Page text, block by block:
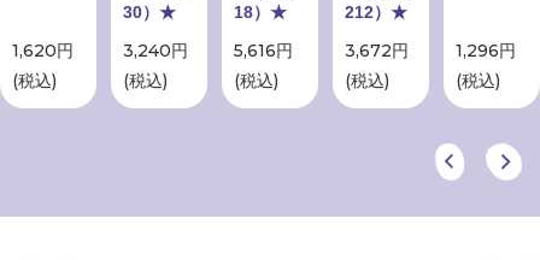
1,620円
(税込)
30）★
3,240円
(税込)
18）★
5,616円
(税込)
212）★
3,672円
(税込)
1,296円
(税込)